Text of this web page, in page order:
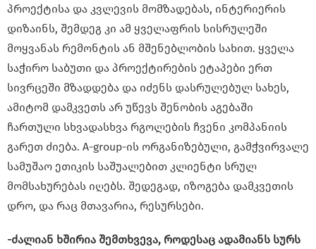
პროექტისა და კვლევის მომზადებას, ინტერიერის
დიზაინს, შემდეგ კი ამ ყველაფრის სისრულეში
მოყვანას რემონტის ან მშენებლობის სახით. ყველა
საჭირო საბუთი და პროექტირების ეტაპები ერთ
სივრცეში მზადდება და იძენს დასრულებულ სახეს,
ამიტომ დამკვეთს არ უწევს შენობის აგებაში
ჩართული სხვადასხვა რგოლების ჩვენი კომპანიის
გარეთ ძიება. A-group-ის ორგანიზებული, გამჭვირვალე
სამუშაო ეთიკის საშუალებით კლიენტი სრულ
მომსახურებას იღებს. შედეგად, იზოგება დამკვეთის
დრო, და რაც მთავარია, რესურსები.
-ძალიან ხშირია შემთხვევა, როდესაც ადამიანს სურს